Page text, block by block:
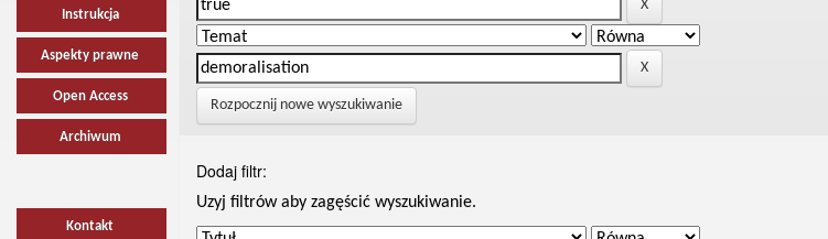
Instrukcja
Aspekty prawne
Open Access
Archiwum
Kontakt
Rozpocznij nowe wyszukiwanie
Dodaj filtr:
Uzyj filtrów aby zagęścić wyszukiwanie.